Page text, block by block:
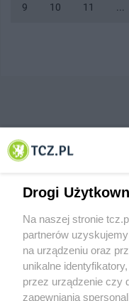
9 10 11
© 2001-2026 Tczew - TCZ.PL
Drogi
Na naszej stronie
partnerów
na urządzeniu oraz
unikalne
przez urządzenie czy
zapewniania